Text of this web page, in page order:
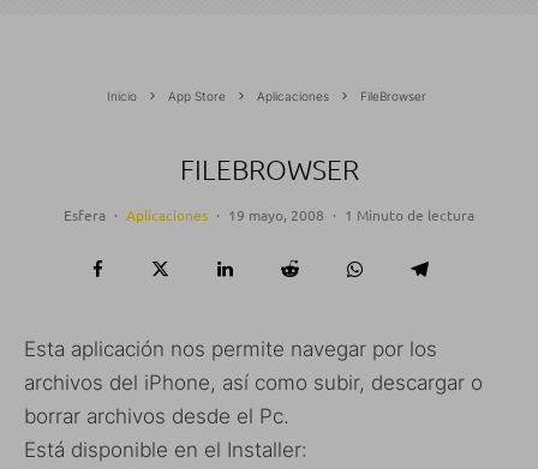
Inicio App Store Aplicaciones FileBrowser
FILEBROWSER
Esfera · Aplicaciones · 19 mayo, 2008 · 1 Minuto de lectura
Esta aplicación nos permite navegar por los
archivos del iPhone, así como subir, descargar o
borrar archivos desde el Pc.
Está disponible en el Installer: